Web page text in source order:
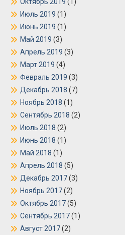
Июль 2019 (1)
Июнь 2019 (1)
Май 2019 (3)
Апрель 2019 (3)
Март 2019 (4)
Февраль 2019 (3)
Декабрь 2018 (7)
Ноябрь 2018 (1)
Сентябрь 2018 (2)
Июль 2018 (2)
Июнь 2018 (1)
Май 2018 (1)
Апрель 2018 (5)
Декабрь 2017(3)
Ноябрь 2017(2)
Октябрь 2017(5)
Сентябрь 2017(1)
Август 2017(2)